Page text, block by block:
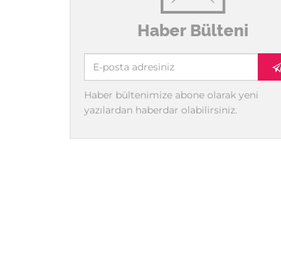
Haber Bülteni
Haber bültenimize abone olarak yeni
yazılardan haberdar olabilirsiniz.